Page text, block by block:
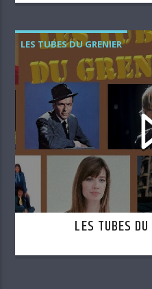
LES TUBES DU GRENIER
LES TUBES